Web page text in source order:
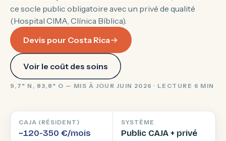
ce socle public obligatoire avec un privé de qualité
(Hospital CIMA, Clínica Bíblica).
Devis pour Costa Rica
Voir le coût des soins
9,7° N, 83,8° O — MIS À JOUR JUIN 2026 · LECTURE 6 MIN
CAJA (RÉSIDENT)
~120-350 €/mois
SYSTÈME
Public CAJA + privé